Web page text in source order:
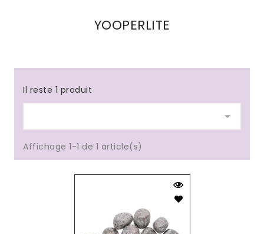
YOOPERLITE
Il reste 1 produit

Affichage 1-1 de 1 article(s)